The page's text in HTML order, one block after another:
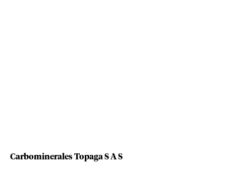
Carbominerales Topaga S A S